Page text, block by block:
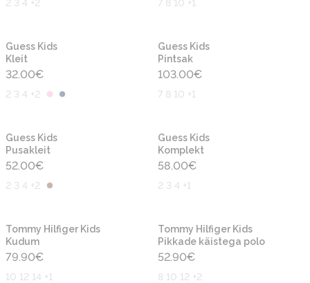
2 3 4 +2 7 8 10 +1
Guess Kids
Kleit
32.00€
2 3 4 +2
Guess Kids
Pintsak
103.00€
7 8 10 +1
Guess Kids
Pusakleit
52.00€
2 3 4 +2
Guess Kids
Komplekt
58.00€
2 3 4 +1
Tommy Hilfiger Kids
Kudum
79.90€
10 12 14 +1
Tommy Hilfiger Kids
Pikkade käistega polo
52.90€
8 10 12 +2